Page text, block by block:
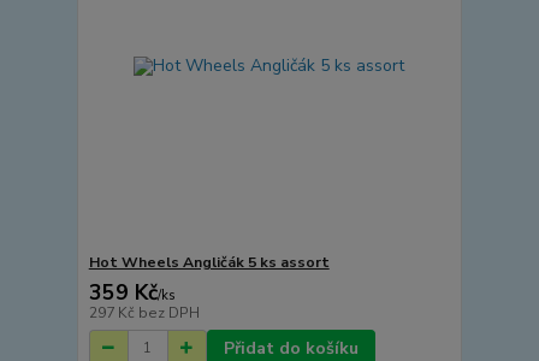
Hot Wheels Angličák 5 ks assort
359 Kč/ks
297 Kč bez DPH
Přidat do košíku